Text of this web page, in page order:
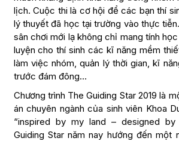
lịch. Cuộc thi là cơ hội để các bạn thí
lý thuyết đã học tại trường vào thực
sân chơi mới lạ không chỉ mang tính
luyện cho thí sinh các kĩ năng mềm
làm việc nhóm, quản lý thời gian, kĩ
trước đám đông…
Chương trình The Guiding Star 2019 là
án chuyên ngành của sinh viên Khoa
“inspired by my land – designed by
Guiding Star năm nay hướng đến một